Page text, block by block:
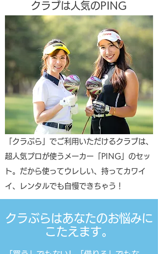
クラブは人気のPING
​「クラぶら」でご利用いただけるクラブは、
超人気プロが使うメーカー「PING」のセッ
ト。だから使ってウレしい、持ってカワイ
イ、レンタルでも自慢できちゃう！
クラぶらはあなたのお悩みに
こたえます。